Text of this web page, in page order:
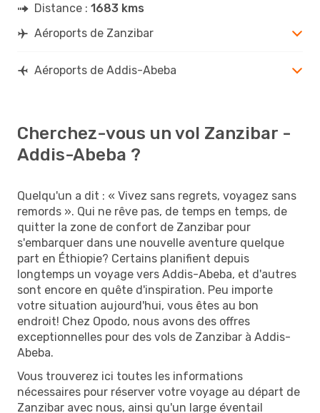
Distance : 1683 kms
Aéroports de Zanzibar
Aéroports de Addis-Abeba
Cherchez-vous un vol Zanzibar -
Addis-Abeba ?
Quelqu'un a dit : « Vivez sans regrets, voyagez sans
remords ». Qui ne rêve pas, de temps en temps, de
quitter la zone de confort de Zanzibar pour
s'embarquer dans une nouvelle aventure quelque
part en Éthiopie? Certains planifient depuis
longtemps un voyage vers Addis-Abeba, et d'autres
sont encore en quête d'inspiration. Peu importe
votre situation aujourd'hui, vous êtes au bon
endroit! Chez Opodo, nous avons des offres
exceptionnelles pour des vols de Zanzibar à Addis-
Abeba.
Vous trouverez ici toutes les informations
nécessaires pour réserver votre voyage au départ de
Zanzibar avec nous, ainsi qu'un large éventail